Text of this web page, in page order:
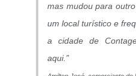
mas mudou para
um local turístico e
a cidade de
aqui.”